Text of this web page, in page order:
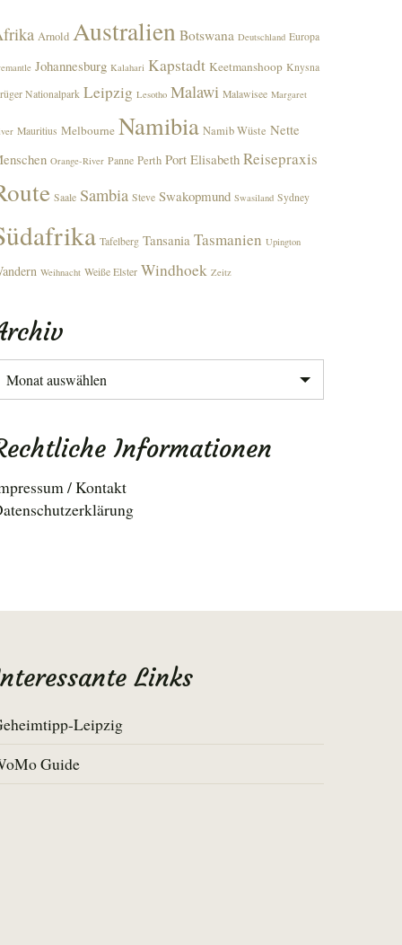
Arnold Australien Botswana Deutschland Europa
Johannesburg Kalahari Kapstadt Keetmanshoop Knysna
Nationalpark Leipzig Lesotho Malawi Malawisee Margaret
Mauritius Melbourne Namibia Namib Wüste Nette
Orange-River Panne Perth Port Elisabeth Reisepraxis
Saale Sambia Steve Swakopmund Swasiland Sydney
Tafelberg Tansania Tasmanien Upington
Weihnacht Weiße Elster Windhoek Zeitz
Archiv
Informationen
/ Kontakt
Links
Leipzig
Guide